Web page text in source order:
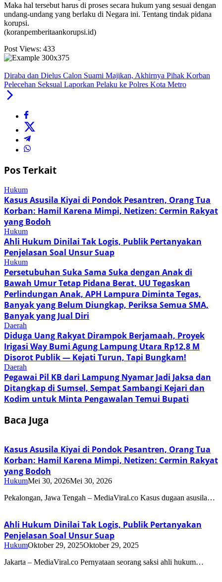
Maka hal tersebut harus di proses secara hukum yang sesuai dengan
undang-undang yang berlaku di Negara ini. Tentang tindak pidana
korupsi.
(koranpemberitaankorupsi.id)
Post Views: 433
Diraba dan Dielus Calon Suami Majikan, Akhirnya Pihak Korban
Pelecehan Seksual Laporkan Pelaku ke Polres Kota Metro
Pos Terkait
Hukum
Kasus Asusila Kiyai di Pondok Pesantren, Orang Tua
Korban: Hamil Karena Mimpi, Netizen: Cermin Rakyat
yang Bodoh
Hukum
Ahli Hukum Dinilai Tak Logis, Publik Pertanyakan
Penjelasan Soal Unsur Suap
Hukum
Persetubuhan Suka Sama Suka dengan Anak di
Bawah Umur Tetap Pidana Berat, UU Tegaskan
Perlindungan Anak, APH Lampura Diminta Tegas,
Banyak yang Belum Diungkap, Periksa Semua SMA,
Banyak yang Jual Diri
Daerah
Diduga Uang Rakyat Dirampok Berjamaah, Proyek
Irigasi Way Bumi Agung Lampung Utara Rp12,8 M
Disorot Publik — Kejati Turun, Tapi Bungkam!
Daerah
Pegawai Pil KB dari Lampung Nyamar Jadi Jaksa dan
Ditangkap di Sumsel, Sempat Sambangi Kejari dan
Kodim untuk Minta Pengawalan Temui Bupati
Baca Juga
Kasus Asusila Kiyai di Pondok Pesantren, Orang Tua
Korban: Hamil Karena Mimpi, Netizen: Cermin Rakyat
yang Bodoh
HukumMei 30, 2026Mei 30, 2026
Pekalongan, Jawa Tengah – MediaViral.co Kasus dugaan asusila…
Ahli Hukum Dinilai Tak Logis, Publik Pertanyakan
Penjelasan Soal Unsur Suap
HukumOktober 29, 2025Oktober 29, 2025
Jakarta – MediaViral.co Pernyataan seorang saksi ahli hukum…